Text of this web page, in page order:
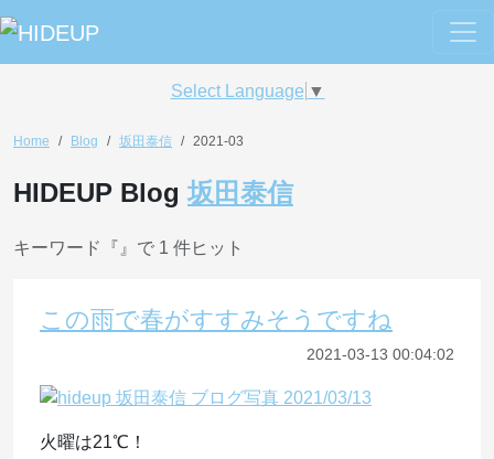
Select Language ▼
Home Blog 坂田泰信 2021-03
HIDEUP Blog 坂田泰信
キーワード『 』で 1 件ヒット
この雨で春がすすみそうですね
2021-03-13 00:04:02
火曜は21℃！